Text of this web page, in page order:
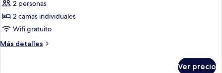
sqm
Room
44
las
fotos
de
Standard
2 personas
2 camas individuales
Wifi gratuito
Más detalles
Más
Ver precio